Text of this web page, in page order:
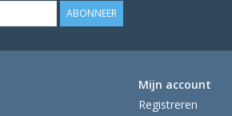
ABONNEER
Mijn account
Registreren